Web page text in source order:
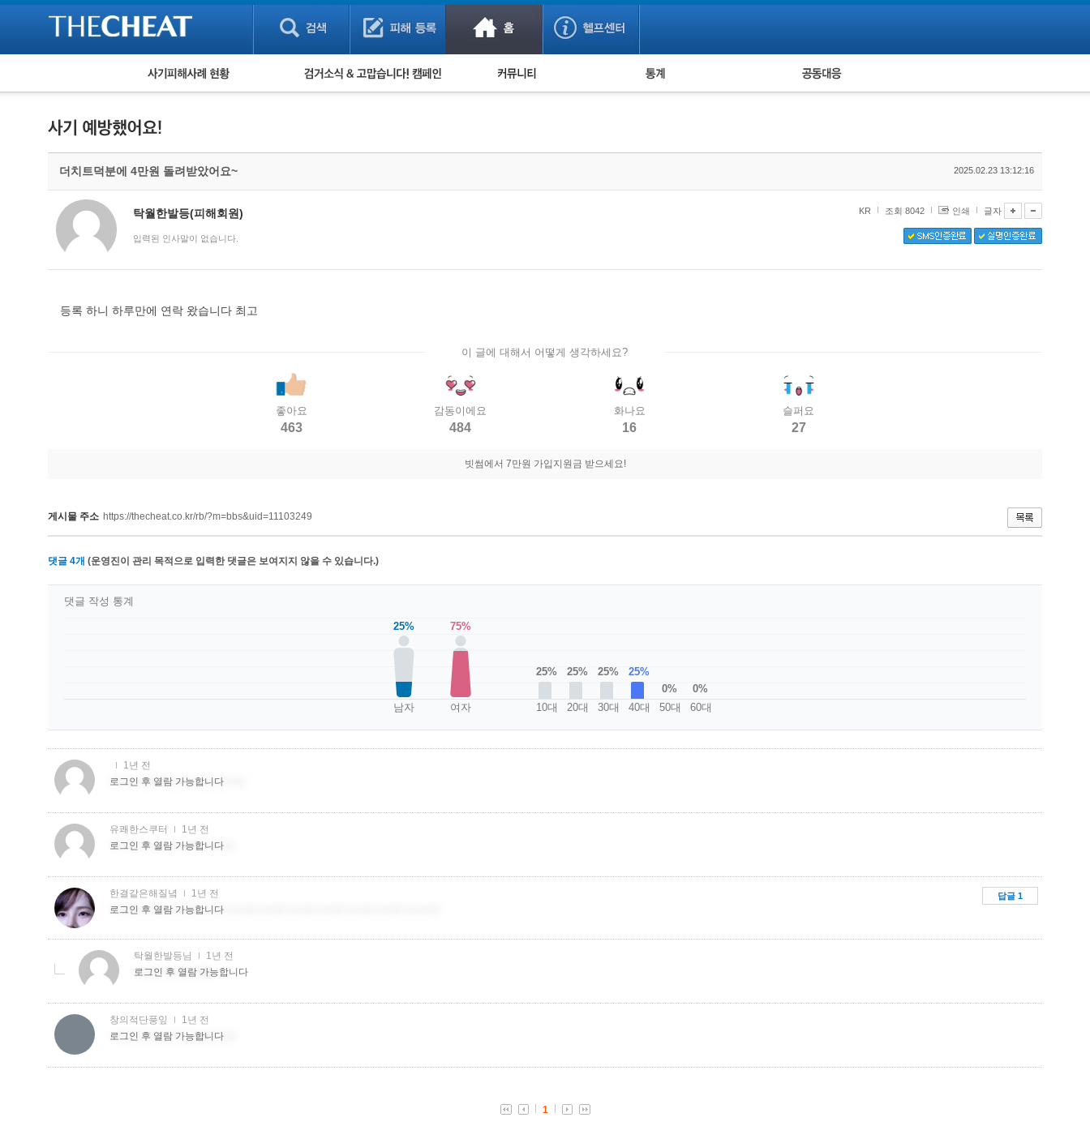
피해사례 현황
게임 · 비실물 피해사례
보이스피싱 피해사례
유해사이트 목록
비공개 피해사례
워킹홀리데이 피해사례
검거 소식 사기 예방했어요! 누적 피해사례 통계 피해자 공동대응
더치트덕분에 4만원 돌려받았어요~ 2025.02.23 13:12:16
탁월한발등(피해회원)
입력된 인사말이 없습니다.
KR 조회 8042 인쇄 글자
등록 하니 하루만에 연락 왔습니다 최고
이 글에 대해서 어떻게 생각하세요?
좋아요
463
감동이에요
484
화나요
16
슬퍼요
27
빗썸에서 7만원 가입지원금 받으세요!
게시물 주소 https://thecheat.co.kr/rb/?m=bbs&uid=11103249
댓글 4개 (운영진이 관리 목적으로 입력한 댓글은 보여지지 않을 수 있습니다.)
25%
남자
75%
여자
25%
10대
25%
20대
25%
30대
25%
40대
0%
50대
0%
60대
댓글 작성 통계